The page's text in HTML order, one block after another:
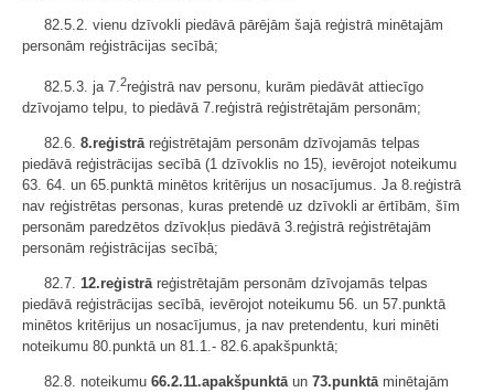
82.5.2. vienu dzīvokli piedāvā pārējām šajā reģistrā minētajām
personām reģistrācijas secībā;
82.5.3. ja 7. 2reģistrā nav personu, kurām piedāvāt attiecīgo
dzīvojamo telpu, to piedāvā 7.reģistrā reģistrētajām personām;
82.6. 8.reģistrā reģistrētajām personām dzīvojamās telpas
piedāvā reģistrācijas secībā (1 dzīvoklis no 15), ievērojot noteikumu
63. 64. un 65.punktā minētos kritērijus un nosacījumus. Ja 8.reģistrā
nav reģistrētas personas, kuras pretendē uz dzīvokli ar ērtībām, šīm
personām paredzētos dzīvokļus piedāvā 3.reģistrā reģistrētajām
personām reģistrācijas secībā;
82.7. 12.reģistrā reģistrētajām personām dzīvojamās telpas
piedāvā reģistrācijas secībā, ievērojot noteikumu 56. un 57.punktā
minētos kritērijus un nosacījumus, ja nav pretendentu, kuri minēti
noteikumu 80.punktā un 81.1.- 82.6.apakšpunktā;
82.8. noteikumu 66.2.11.apakšpunktā un 73.punktā minētajām